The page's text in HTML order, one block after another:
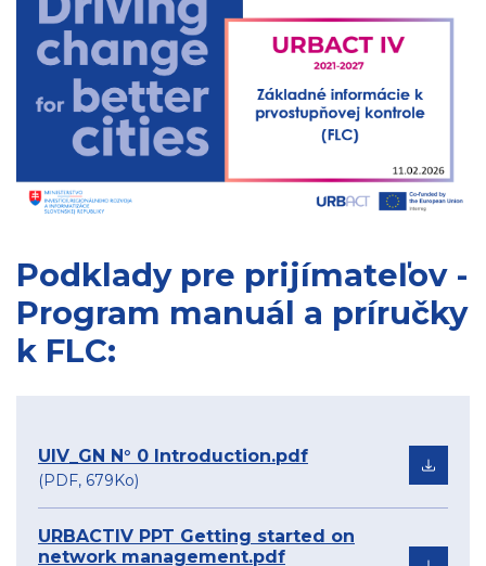
Podklady pre prijímateľov -
Program manuál a príručky
k FLC:
UIV_GN N° 0 Introduction.pdf
(PDF, 679Ko)
URBACTIV PPT Getting started on
network management.pdf